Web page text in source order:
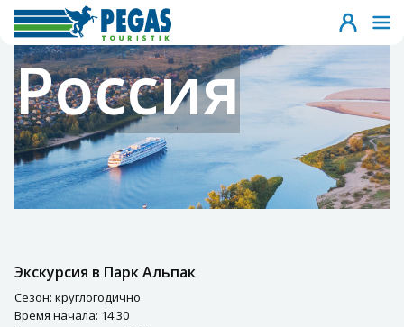
Россия
Экскурсия в Парк Альпак
Сезон: круглогодично
Время начала: 14:30